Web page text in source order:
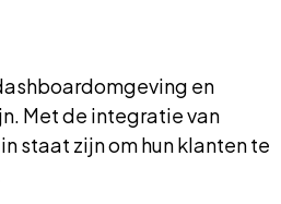
en
Met de integratie van
staat zijn om hun klanten te